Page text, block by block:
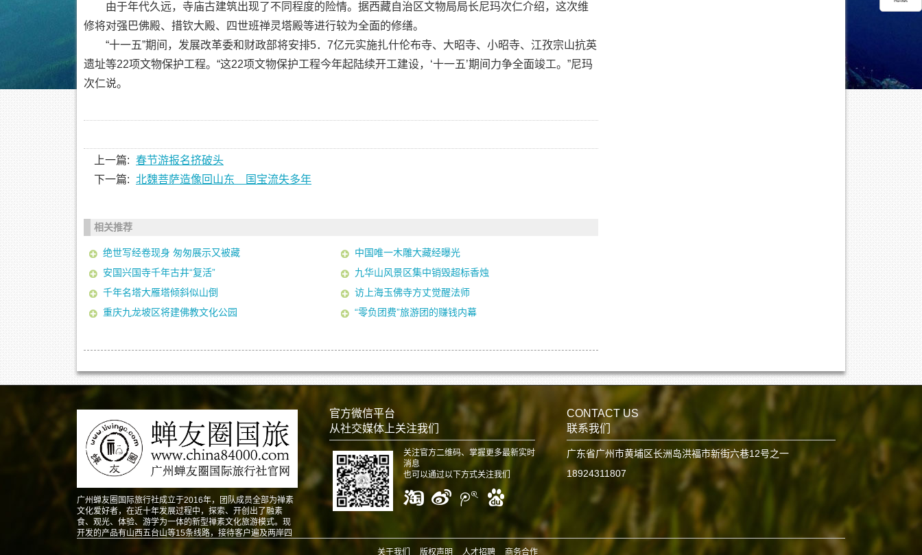
由于年代久远，寺庙古建筑出现了不同程度的险情。据西藏自治区文物局局长尼玛次仁介绍，这次维
修将对强巴佛殿、措钦大殿、四世班禅灵塔殿等进行较为全面的修缮。
“十一五”期间，发展改革委和财政部将安排5．7亿元实施扎什伦布寺、大昭寺、小昭寺、江孜宗山抗英
遗址等22项文物保护工程。“这22项文物保护工程今年起陆续开工建设，‘十一五’期间力争全面竣工。”尼玛
次仁说。
上一篇: 春节游报名挤破头
下一篇: 北魏菩萨造像回山东 国宝流失多年
相关推荐
绝世写经卷现身 匆匆展示又被藏
中国唯一木雕大藏经曝光
安国兴国寺千年古井“复活”
九华山风景区集中销毁超标香烛
千年名塔大雁塔倾斜似山倒
访上海玉佛寺方丈觉醒法师
重庆九龙坡区将建佛教文化公园
“零负团费”旅游团的赚钱内幕
广州蝉友圈国际旅行社成立于2016年，团队成员全部为禅素
文化爱好者，在近十年发展过程中，探索、开创出了融素
食、观光、体验、游学为一体的新型禅素文化旅游模式。现
开发的产品有山西五台山等15条线路，接待客户遍及两岸四
官方微信平台
从社交媒体上关注我们
关注官方二维码、掌握更多最新实时
消息
也可以通过以下方式关注我们
CONTACT US
联系我们
广东省广州市黄埔区长洲岛洪福市新街六巷12号之一
18924311807
关于我们 版权声明 人才招聘 商务合作